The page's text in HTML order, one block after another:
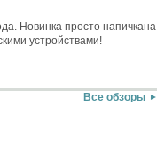
Новинка просто напичкана
устройствами!
Все обзоры